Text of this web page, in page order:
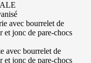
avec bourrelet de
et jonc de pare-chocs
avec bourrelet de
et jonc de pare-chocs